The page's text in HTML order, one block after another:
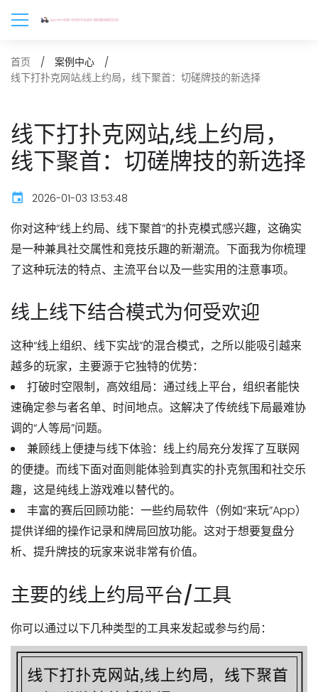
首页
案例中心
线下打扑克网站,线上约局，线下聚首：切磋牌技的新选择
线下打扑克网站,线上约局，
线下聚首：切磋牌技的新选择
2026-01-03 13:53:48
你对这种“线上约局、线下聚首”的扑克模式感兴趣，这确实
是一种兼具社交属性和竞技乐趣的新潮流。下面我为你梳理
了这种玩法的特点、主流平台以及一些实用的注意事项。
线上线下结合模式为何受欢迎
这种“线上组织、线下实战”的混合模式，之所以能吸引越来
越多的玩家，主要源于它独特的优势：
打破时空限制，高效组局：通过线上平台，组织者能快
速确定参与者名单、时间地点。这解决了传统线下局最难协
调的“人等局”问题。
兼顾线上便捷与线下体验：线上约局充分发挥了互联网
的便捷。而线下面对面则能体验到真实的扑克氛围和社交乐
趣，这是纯线上游戏难以替代的。
丰富的赛后回顾功能：一些约局软件（例如“来玩”App）
提供详细的操作记录和牌局回放功能。这对于想要复盘分
析、提升牌技的玩家来说非常有价值。
主要的线上约局平台/工具
你可以通过以下几种类型的工具来发起或参与约局：